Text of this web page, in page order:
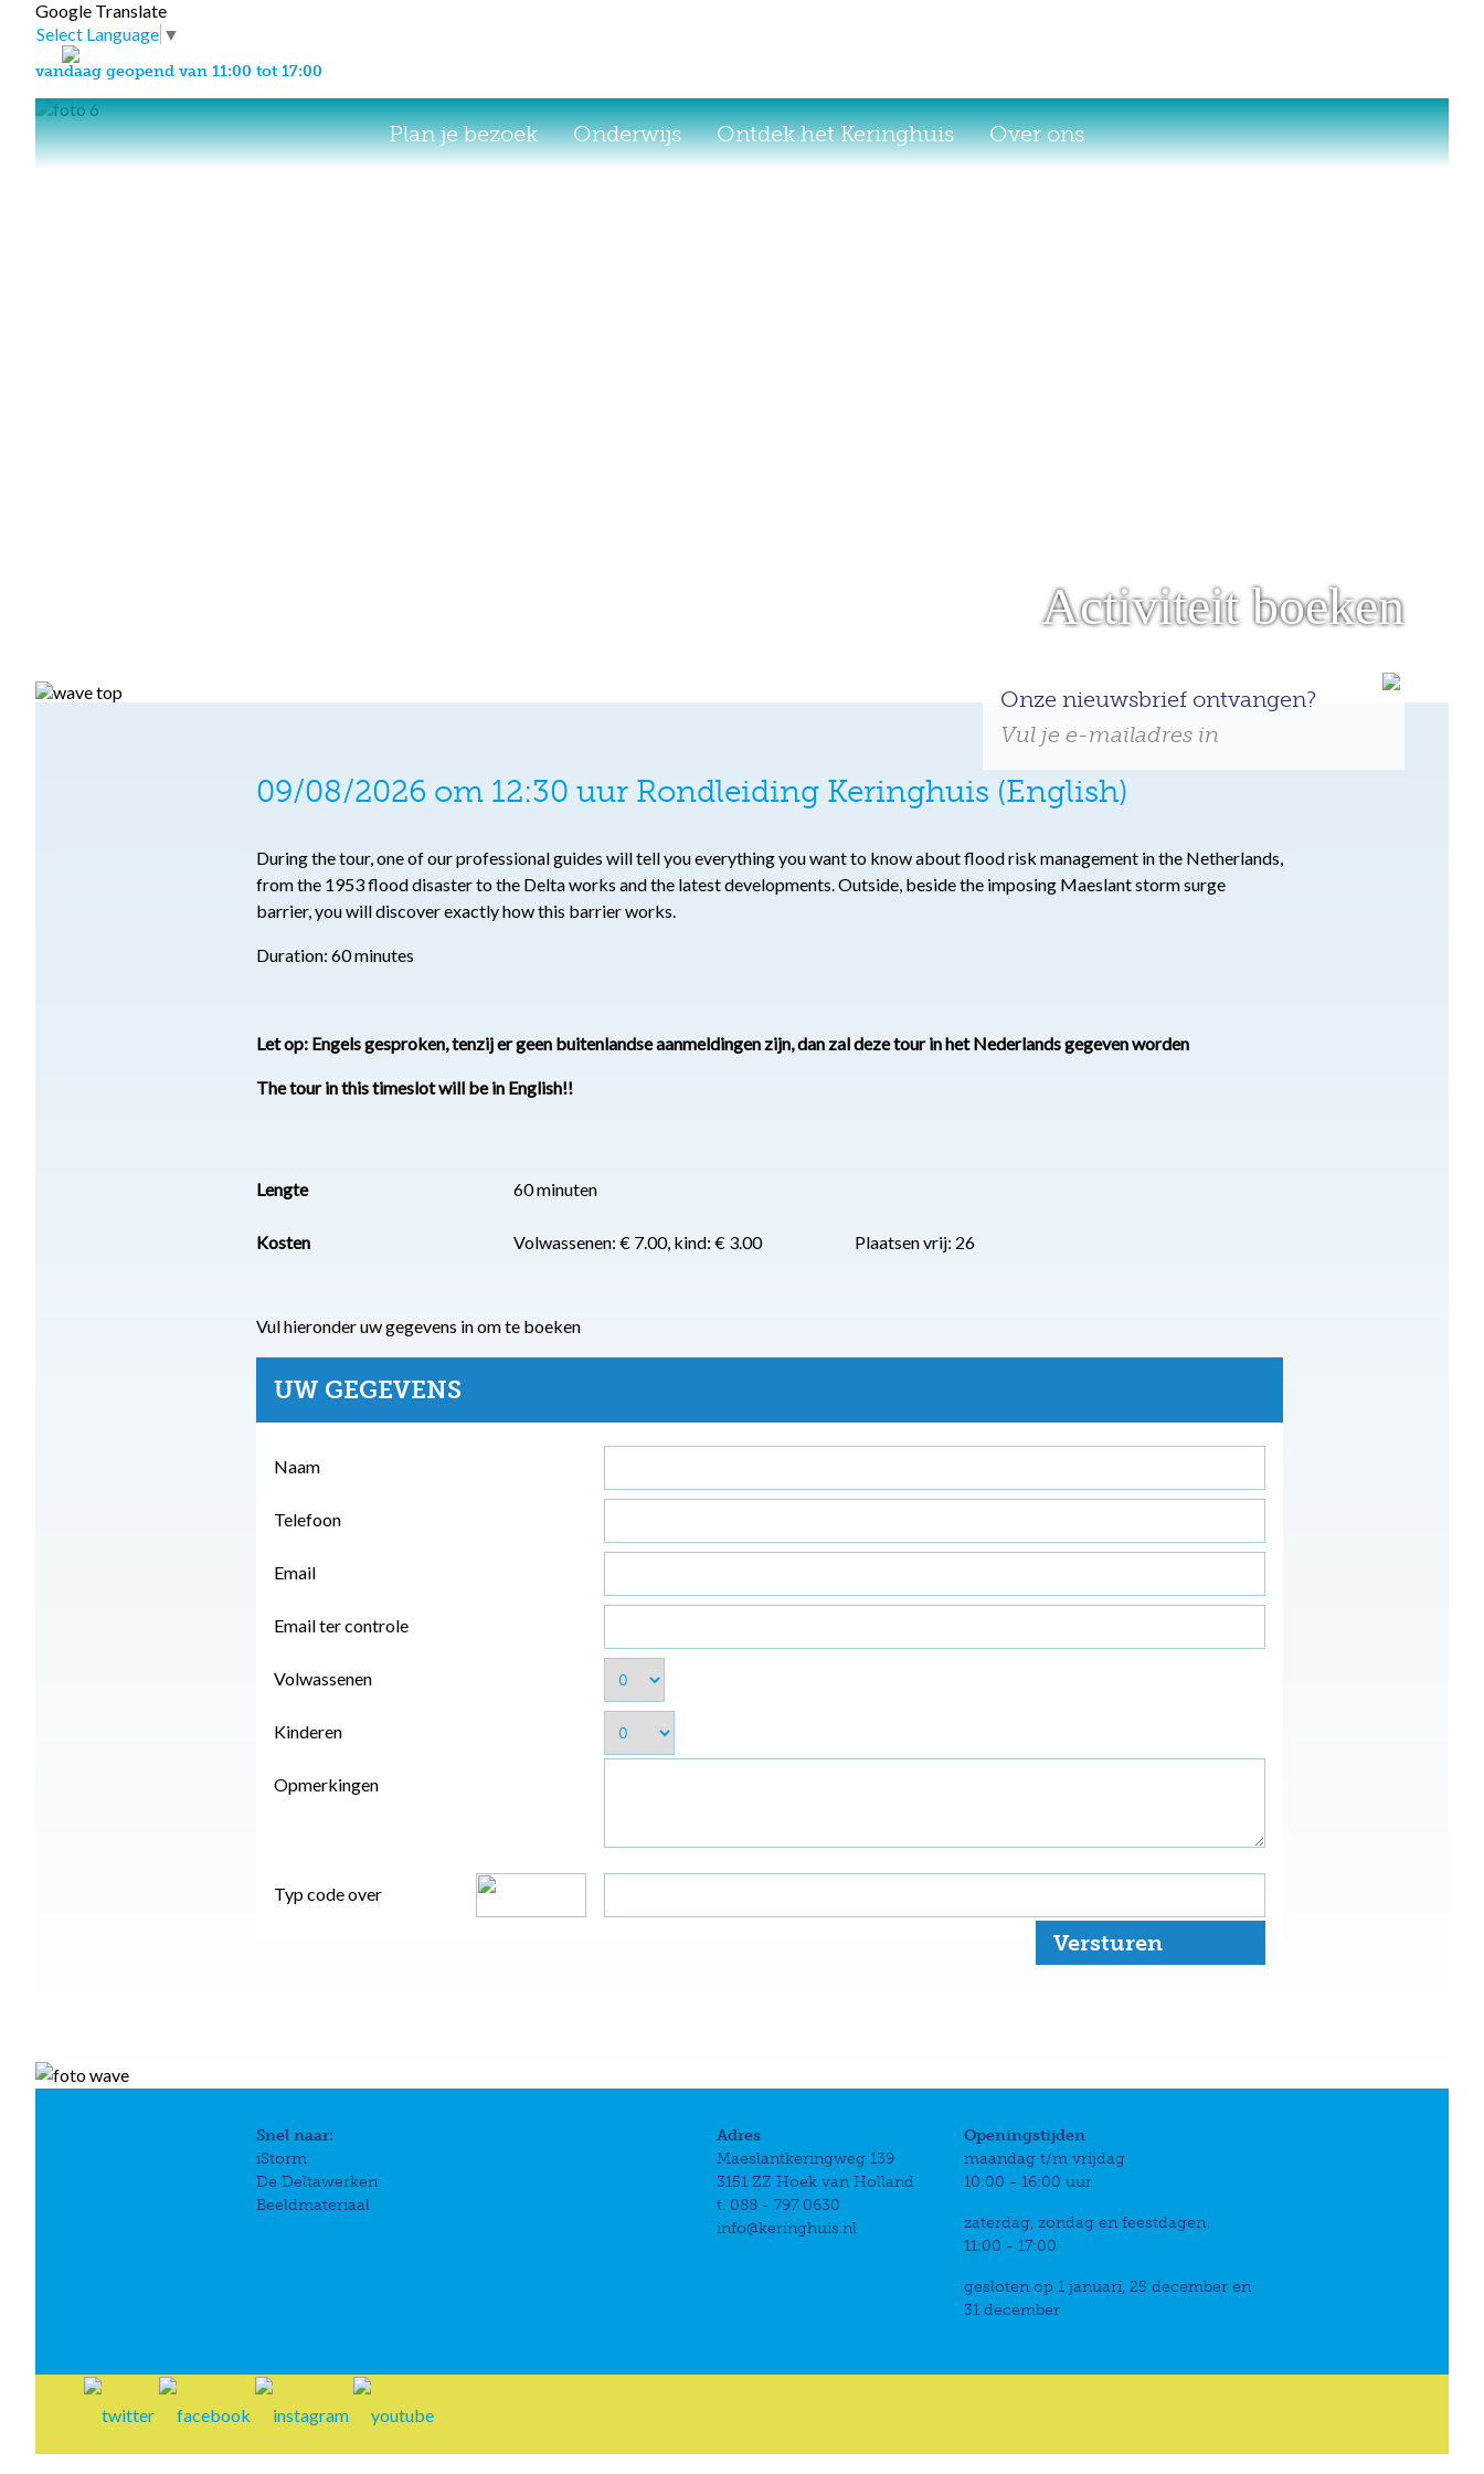
Google Translate
Select Language ▼
vandaag geopend van 11:00 tot 17:00
Plan je bezoek Onderwijs Ontdek het Keringhuis Over ons
Activiteit boeken
09/08/2026 om 12:30 uur Rondleiding Keringhuis (English)
During the tour, one of our professional guides will tell you everything you want to know about flood risk management in the Netherlands,
from the 1953 flood disaster to the Delta works and the latest developments. Outside, beside the imposing Maeslant storm surge
barrier, you will discover exactly how this barrier works.
Duration: 60 minutes
Let op: Engels gesproken, tenzij er geen buitenlandse aanmeldingen zijn, dan zal deze tour in het Nederlands gegeven worden
The tour in this timeslot will be in English!!
Lengte 60 minuten
Kosten Volwassenen: € 7.00, kind: € 3.00 Plaatsen vrij: 26
Vul hieronder uw gegevens in om te boeken
UW GEGEVENS
Naam
Telefoon
Email
Email ter controle
Volwassenen
Kinderen
Opmerkingen
Typ code over
Versturen
Onze nieuwsbrief ontvangen?
Vul je e-mailadres in
Snel naar:
iStorm
De Deltawerken
Beeldmateriaal
Adres
Maeslantkeringweg 139
3151 ZZ Hoek van Holland
t. 088 - 797 0630
info@keringhuis.nl
Openingstijden
maandag t/m vrijdag
10:00 - 16:00 uur
zaterdag, zondag en feestdagen
11:00 - 17:00
gesloten op 1 januari, 25 december en
31 december